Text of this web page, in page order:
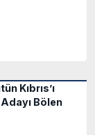
Kıbrıs’ı
Bölen